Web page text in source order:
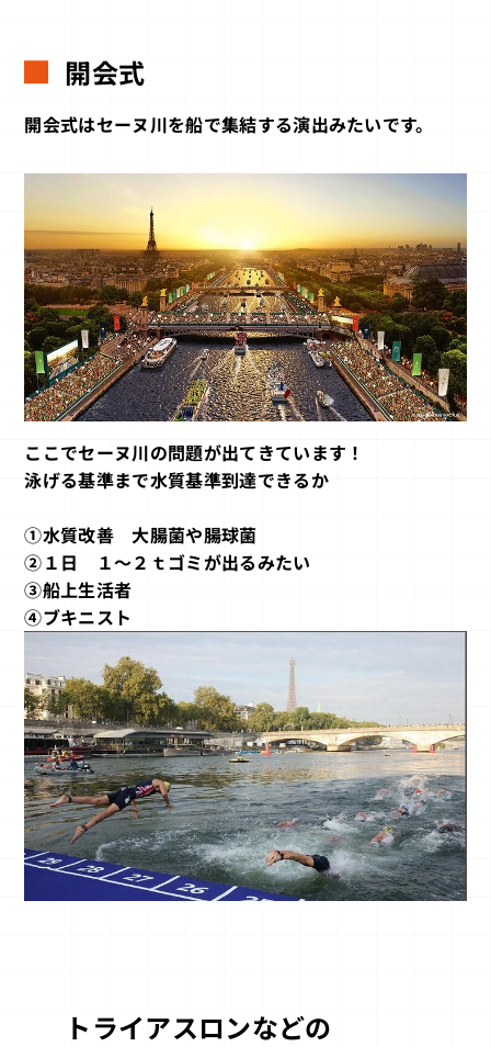
開会式
開会式はセーヌ川を船で集結する演出みたいです。
ここでセーヌ川の問題が出てきています！
泳げる基準まで水質基準到達できるか
①水質改善 大腸菌や腸球菌
②１日 １～２ｔゴミが出るみたい
③船上生活者
④ブキニスト
トライアスロンなどの